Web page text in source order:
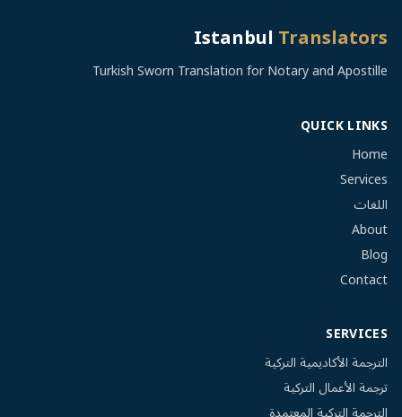
IstanbulTranslators
Turkish Sworn Translation for Notary and Apostille
QUICK LINKS
Home
Services
اللغات
About
Blog
Contact
SERVICES
الترجمة الأكاديمية التركية
ترجمة الأعمال التركية